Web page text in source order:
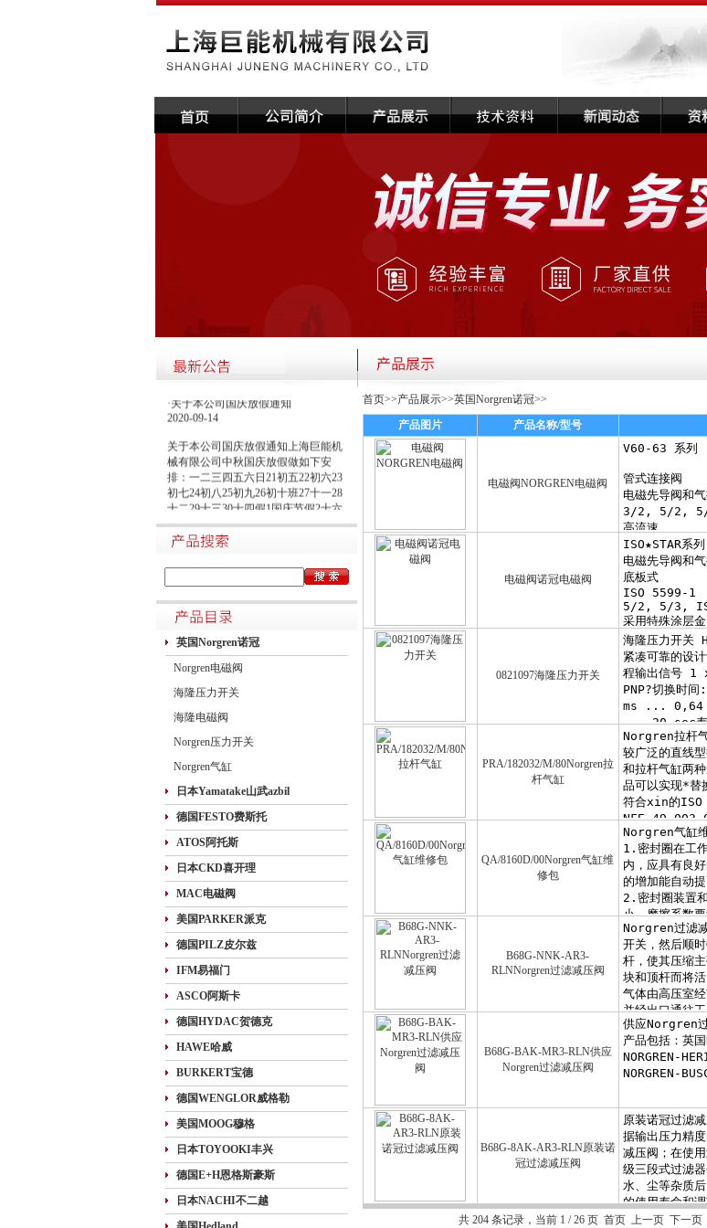
·关于本公司国庆放假通知
2020-09-14
关于本公司国庆放假通知上海巨能机
械有限公司中秋国庆放假做如下安
排：一二三四五六日21初五22初六23
初七24初八25初九26初十班27十一28
十二29十三30十四假1国庆节假2十六
廿一假8廿二9廿三班10廿四11廿五10
月1日~8日放假调休，共8天。9月27
日（星期日）、10月10日（星期六）
上班。在此期间如有进口产品需要采
响，请提前安排订货事宜。高速规定
如下1.高速免费规定时间：2020年10
月1日0时-10月8日24时，共8天
英国Norgren诺冠
Norgren电磁阀
海隆压力开关
海隆电磁阀
Norgren压力开关
Norgren气缸
日本Yamatake山武azbil
德国FESTO费斯托
ATOS阿托斯
日本CKD喜开理
MAC电磁阀
美国PARKER派克
德国PILZ皮尔兹
IFM易福门
ASCO阿斯卡
德国HYDAC贺德克
HAWE哈威
BURKERT宝德
德国WENGLOR威格勒
美国MOOG穆格
日本TOYOOKI丰兴
德国E+H恩格斯豪斯
日本NACHI不二越
首页>>产品展示>>英国Norgren诺冠>>
产品图片
产品名称/型号
电磁阀NORGREN电磁阀
电磁阀诺冠电磁阀
0821097海隆压力开关
PRA/182032/M/80Norgren拉
杆气缸
QA/8160D/00Norgren气缸维
修包
B68G-NNK-AR3-
RLNNorgren过滤减压阀
B68G-BAK-MR3-RLN供应
Norgren过滤减压阀
B68G-8AK-AR3-RLN原装诺
冠过滤减压阀
共 204 条记录，当前 1 / 26 页 首页 上一页 下一页